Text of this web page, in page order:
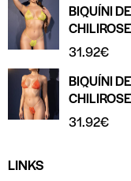
BIQUÍNI
CHILIROSE
31.92€
BIQUÍNI
CHILIROSE
31.92€
LINKS